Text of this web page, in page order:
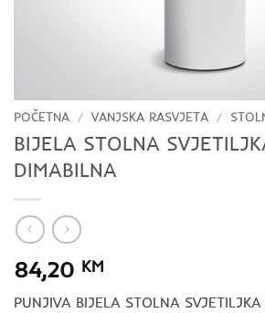
POČETNA / VANJSKA RASVJETA /
BIJELA STOLNA
DIMABILNA
84,20 KM
PUNJIVA BIJELA STOLNA